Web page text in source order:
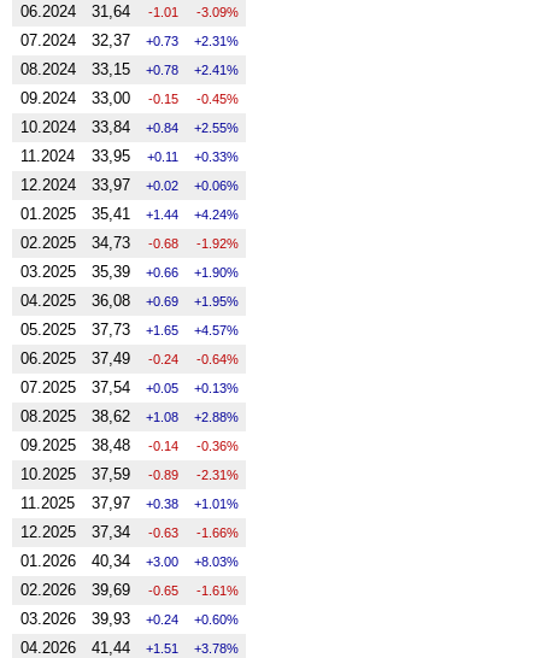
06.2024 31,64 -1.01 -3.09%
07.2024 32,37 0.73 2.31%
08.2024 33,15 0.78 2.41%
09.2024 33,00 -0.15 -0.45%
10.2024 33,84 0.84 2.55%
11.2024 33,95 0.11 0.33%
12.2024 33,97 0.02 0.06%
01.2025 35,41 1.44 4.24%
02.2025 34,73 -0.68 -1.92%
03.2025 35,39 0.66 1.90%
04.2025 36,08 0.69 1.95%
05.2025 37,73 1.65 4.57%
06.2025 37,49 -0.24 -0.64%
07.2025 37,54 0.05 0.13%
08.2025 38,62 1.08 2.88%
09.2025 38,48 -0.14 -0.36%
10.2025 37,59 -0.89 -2.31%
11.2025 37,97 0.38 1.01%
12.2025 37,34 -0.63 -1.66%
01.2026 40,34 3.00 8.03%
02.2026 39,69 -0.65 -1.61%
03.2026 39,93 0.24 0.60%
04.2026 41,44 1.51 3.78%